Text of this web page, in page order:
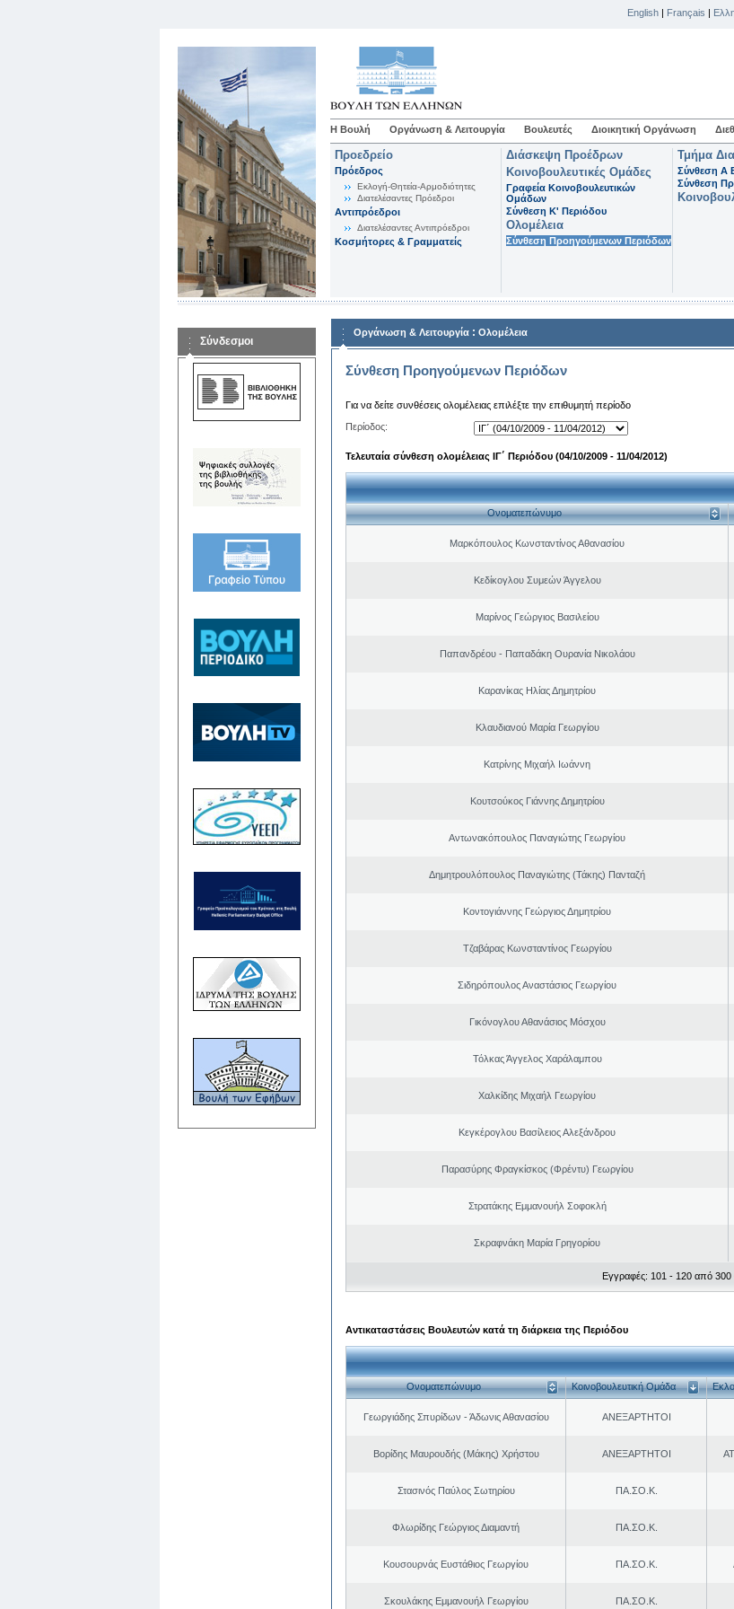
English | Français |
Η Βουλή Οργάνωση & Λειτουργία Βουλευτές Διοικητική Οργάνωση
Προεδρείο
Πρόεδρος
Εκλογή-Θητεία-Αρμοδιότητες
Διατελέσαντες Πρόεδροι
Αντιπρόεδροι
Διατελέσαντες Αντιπρόεδροι
Κοσμήτορες & Γραμματείς
Διάσκεψη Προέδρων
Κοινοβουλευτικές Ομάδες
Γραφεία Κοινοβουλευτικών
Ομάδων
Σύνθεση K' Περιόδου
Ολομέλεια
Σύνθεση Προηγούμενων Περιόδων
Τμήμα
Σύνθεση Α
Σύνθεση
Σύνδεσμοι
Οργάνωση & Λειτουργία : Ολομέλεια
Σύνθεση Προηγούμενων Περιόδων
Για να δείτε συνθέσεις ολομέλειας επιλέξτε την επιθυμητή περίοδο
Περίοδος:
Τελευταία σύνθεση ολομέλειας ΙΓ΄ Περιόδου (04/10/2009 - 11/04/2012)
Ονοματεπώνυμο
Μαρκόπουλος Κωνσταντίνος Αθανασίου
Κεδίκογλου Συμεών Άγγελου
Μαρίνος Γεώργιος Βασιλείου
Παπανδρέου - Παπαδάκη Ουρανία Νικολάου
Καρανίκας Ηλίας Δημητρίου
Κλαυδιανού Μαρία Γεωργίου
Κατρίνης Μιχαήλ Ιωάννη
Κουτσούκος Γιάννης Δημητρίου
Αντωνακόπουλος Παναγιώτης Γεωργίου
Δημητρουλόπουλος Παναγιώτης (Τάκης) Πανταζή
Κοντογιάννης Γεώργιος Δημητρίου
Τζαβάρας Κωνσταντίνος Γεωργίου
Σιδηρόπουλος Αναστάσιος Γεωργίου
Γικόνογλου Αθανάσιος Μόσχου
Τόλκας Άγγελος Χαράλαμπου
Χαλκίδης Μιχαήλ Γεωργίου
Κεγκέρογλου Βασίλειος Αλεξάνδρου
Παρασύρης Φραγκίσκος (Φρέντυ) Γεωργίου
Στρατάκης Εμμανουήλ Σοφοκλή
Σκραφνάκη Μαρία Γρηγορίου
Εγγραφές: 101 - 120 από 300
Αντικαταστάσεις Βουλευτών κατά τη διάρκεια της Περιόδου
Ονοματεπώνυμο Κοινοβουλευτική Ομάδα
Γεωργιάδης Σπυρίδων - Άδωνις Αθανασίου ΑΝΕΞΑΡΤΗΤΟΙ
Βορίδης Μαυρουδής (Μάκης) Χρήστου ΑΝΕΞΑΡΤΗΤΟΙ
Στασινός Παύλος Σωτηρίου ΠΑ.ΣΟ.Κ.
Φλωρίδης Γεώργιος Διαμαντή ΠΑ.ΣΟ.Κ.
Κουσουρνάς Ευστάθιος Γεωργίου ΠΑ.ΣΟ.Κ.
Σκουλάκης Εμμανουήλ Γεωργίου ΠΑ.ΣΟ.Κ.